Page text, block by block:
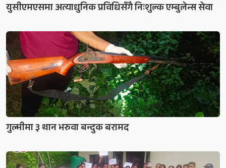
युसीएमएसमा अत्याधुनिक प्रविधिसँगै निःशुल्क एम्बुलेन्स सेवा
गुल्मीमा ३ थान भरुवा बन्दुक बरामद